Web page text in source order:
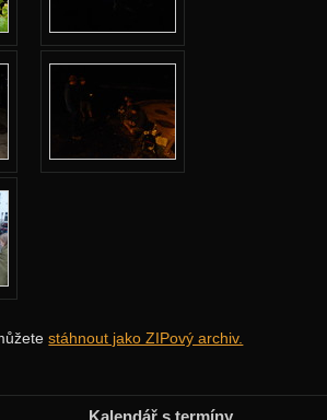
stáhnout jako ZIPový archiv.
přednášky
zombíky
štítky
noční hra